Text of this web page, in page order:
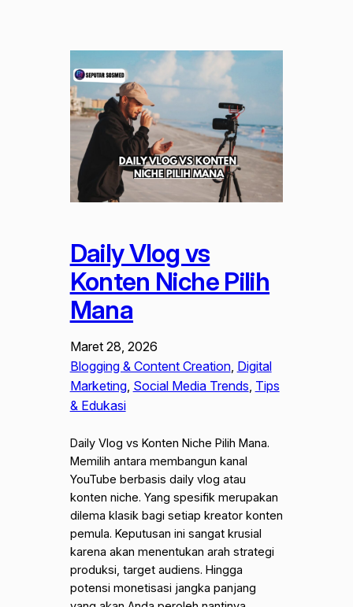
Daily Vlog vs
Konten Niche Pilih
Mana
Maret 28, 2026
Blogging & Content Creation, Digital
Marketing, Social Media Trends Tips
& Edukasi
Daily Vlog vs Konten Niche Pilih Mana.
Memilih antara membangun kanal
YouTube berbasis daily vlog atau
konten niche. Yang spesifik merupakan
dilema klasik bagi setiap kreator konten
pemula. Keputusan ini sangat krusial
karena akan menentukan arah strategi
produksi, target audiens. Hingga
potensi monetisasi jangka panjang